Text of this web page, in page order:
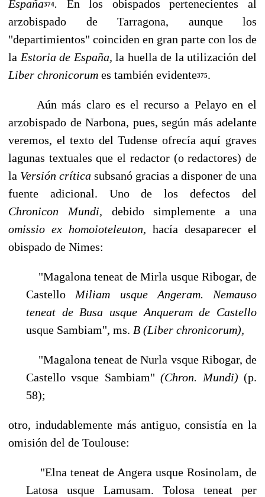
España374. En los obispados pertenecientes al
arzobispado de Tarrago­na, aunque los
"departimientos" coinciden en gran parte con los de
la Estoria de Espa­ña,la huella de la utilización del
Liber chronicorum es también evidente375.
Aún más claro es el recurso a Pelayo en el
arzobispado de Narbona, pues, según más adelante
veremos, el texto del Tudense ofrecía aquí graves
lagunas textuales que el re­dactor (o redactores) de
la Versión crítica subsanó gracias a disponer de una
fuente adi­cional. Uno de los defectos del
Chronicon Mundi, debido simplemente a una
omissio ex homoioteleuton, hacía desaparecer el
obispado de Nimes:
"Magalona teneat de Mirla usque Ribogar, de
Castello Miliam usque Angeram. Nemauso
teneat de Busa usque Anqueram de Castello
usque Sambiam", ms. B (Liber chronicorum),
"Magalona teneat de Nurla vsque Ribogar, de
Castello vsque Sambiam"(Chron. Mundi)(p.
58);
otro, indudablemente más antiguo, consistía en la
omisión del de Toulouse:
"Elna teneat de Angera usque Rosinolam, de
Latosa usque Lamusam. Tolosa teneat per